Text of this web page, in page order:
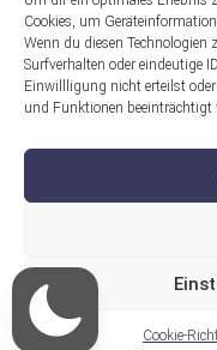
Cookies, um
Wenn du diesen
Surfverhalten oder eindeutige
Einwillligung nicht erteilst
und Funktionen beeinträchtigt
Cookie-
Gefördert durch:
Ein Projekt der ASB
gGmbH